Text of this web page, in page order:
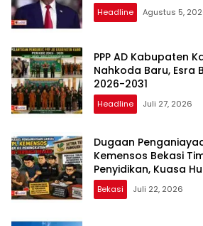
Headline Agustus 5,
PPP AD Kabupaten
Nahkoda Baru, Esra
2026-2031
Headline Juli 27, 2026
Dugaan
Kemensos Bekasi
Penyidikan, Kuasa
Transparan dan
Bekasi Juli 22, 2026